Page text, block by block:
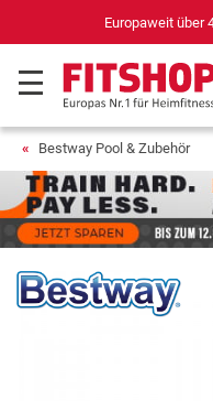
Europaweit über
Bestway Pool & Zubehör